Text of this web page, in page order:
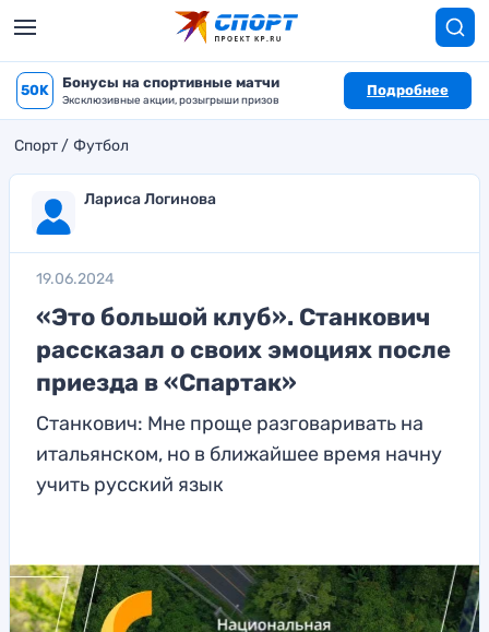
50K Бонусы на спортивные матчи
Эксклюзивные акции, розыгрыши призов
Подробнее
Спорт Футбол
Лариса Логинова
19.06.2024
«Это большой клуб». Станкович
рассказал о своих эмоциях после
приезда в «Спартак»
Станкович: Мне проще разговаривать на
итальянском, но в ближайшее время начну
учить русский язык